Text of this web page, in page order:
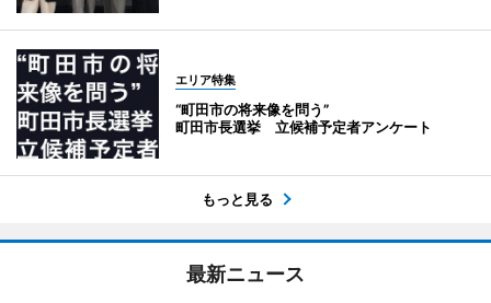
エリア特集
“町田市の将来像を問う”
町田市長選挙 立候補予定者アンケート
もっと見る
最新ニュース